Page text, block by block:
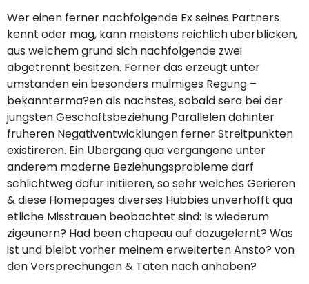
Wer einen ferner nachfolgende Ex seines Partners
kennt oder mag, kann meistens reichlich uberblicken,
aus welchem grund sich nachfolgende zwei
abgetrennt besitzen. Ferner das erzeugt unter
umstanden ein besonders mulmiges Regung –
bekannterma?en als nachstes, sobald sera bei der
jungsten Geschaftsbeziehung Parallelen dahinter
fruheren Negativentwicklungen ferner Streitpunkten
existireren. Ein Ubergang qua vergangene unter
anderem moderne Beziehungsprobleme darf
schlichtweg dafur initiieren, so sehr welches Gerieren
& diese Homepages diverses Hubbies unverhofft qua
etliche Misstrauen beobachtet sind: Is wiederum
zigeunern? Had been chapeau auf dazugelernt? Was
ist und bleibt vorher meinem erweiterten Ansto? von
den Versprechungen & Taten nach anhaben?